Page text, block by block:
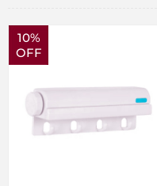
10%
OFF